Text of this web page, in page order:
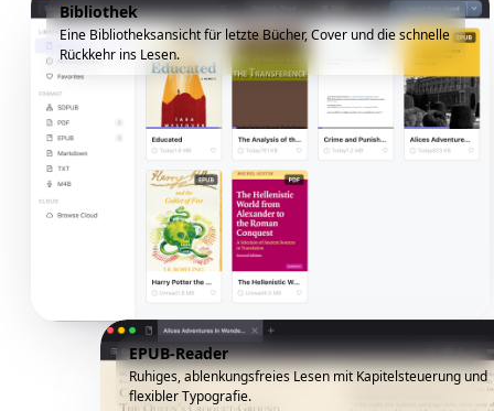
Bibliothek
Eine Bibliotheksansicht für letzte Bücher, Cover und die schnelle
Rückkehr ins Lesen.
EPUB-Reader
Ruhiges, ablenkungsfreies Lesen mit Kapitelsteuerung und
flexibler Typografie.